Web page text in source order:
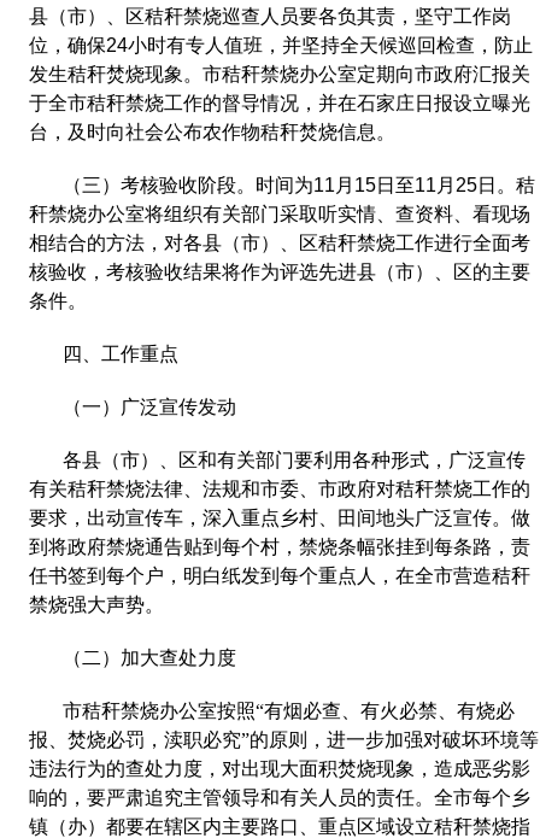
县（市）、区秸秆禁烧巡查人员要各负其责，坚守工作岗
位，确保24小时有专人值班，并坚持全天候巡回检查，防止
发生秸秆焚烧现象。市秸秆禁烧办公室定期向市政府汇报关
于全市秸秆禁烧工作的督导情况，并在石家庄日报设立曝光
台，及时向社会公布农作物秸秆焚烧信息。
（三）考核验收阶段。时间为11 月 15日至11 月 25日。秸
秆禁烧办公室将组织有关部门采取听实情、查资料、看现场
相结合的方法，对各县（市）、区秸秆禁烧工作进行全面考
核验收，考核验收结果将作为评选先进县（市）、区的主要
条件。
四、工作重点
（一）广泛宣传发动
各县（市）、区和有关部门要利用各种形式，广泛宣传
有关秸秆禁烧法律、法规和市委、市政府对秸秆禁烧工作的
要求，出动宣传车，深入重点乡村、田间地头广泛宣传。做
到将政府禁烧通告贴到每个村，禁烧条幅张挂到每条路，责
任书签到每个户，明白纸发到每个重点人，在全市营造秸秆
禁烧强大声势。
（二）加大查处力度
市秸秆禁烧办公室按照“有烟必查、有火必禁、有烧必
报、焚烧必罚，渎职必究”的原则，进一步加强对破坏环境等
违法行为的查处力度，对出现大面积焚烧现象，造成恶劣影
响的，要严肃追究主管领导和有关人员的责任。全市每个乡
镇（办）都要在辖区内主要路口、重点区域设立秸秆禁烧指